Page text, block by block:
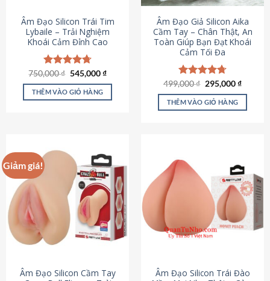
Âm Đạo Silicon Trái Tim
Lybaile – Trải Nghiệm
Khoái Cảm Đỉnh Cao
Được xếp
hạng4.70
5 sao
750,000₫ Giá
là:
750,000 ₫.
545,000₫Giá
tại
545,000 ₫.
THÊM VÀO GIỎ HÀNG
Âm Đạo Giả Silicon Aika
Cầm Tay – Chân Thật, An
Toàn Giúp Bạn Đạt Khoái
Cảm Tối Đa
Được xếp
hạng4.75
5 sao
499,000₫ Giá
là:
499,000 ₫.
295,000₫Giá
tại
THÊM VÀO GIỎ HÀNG
Giảm giá!
Âm Đạo Silicon Cầm Tay
Âm Đạo Silicon Trái Đào